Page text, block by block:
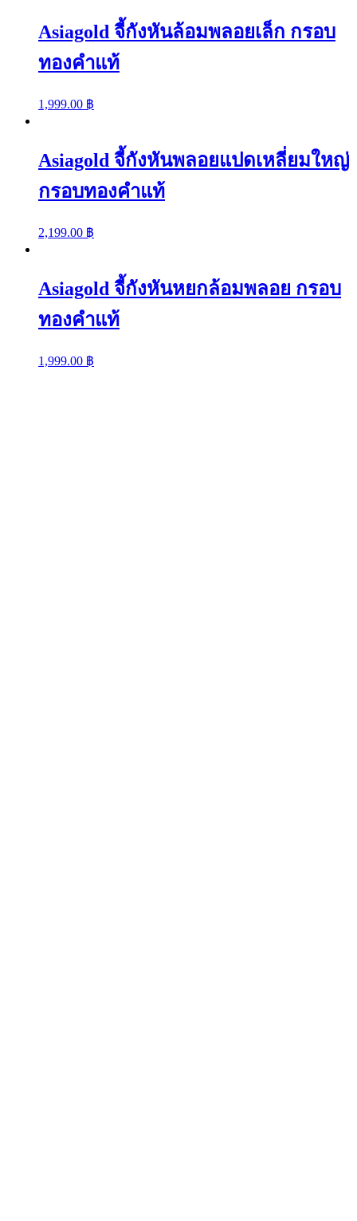
Asiagold จี้กังหันล้อมพลอยเล็ก กรอบ
ทองคำแท้
1,999.00 ฿
Asiagold จี้กังหันพลอยแปดเหลี่ยมใหญ่
กรอบทองคำแท้
2,199.00 ฿
Asiagold จี้กังหันหยกล้อมพลอย กรอบ
ทองคำแท้
1,999.00 ฿